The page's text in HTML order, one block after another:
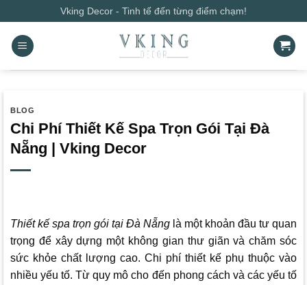
qua
nội
dung
Vking Decor - Tinh tế đến từng điểm chạm!
BLOG
Chi Phí Thiết Kế Spa Trọn Gói Tại Đà
Nẵng | Vking Decor
Thiết kế spa trọn gói tại Đà Nẵng là một khoản đầu tư quan
trọng để xây dựng một không gian thư giãn và chăm sóc
sức khỏe chất lượng cao. Chi phí thiết kế phụ thuộc vào
nhiều yếu tố. Từ quy mô cho đến phong cách và các yếu tố